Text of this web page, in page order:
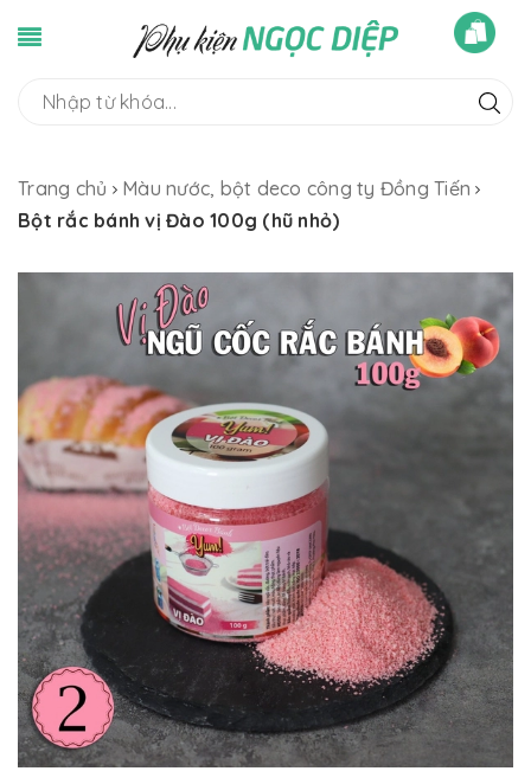
Trang chủ
Màu nước, bột deco công ty Đồng Tiến
Bột rắc bánh vị Đào 100g (hũ nhỏ)